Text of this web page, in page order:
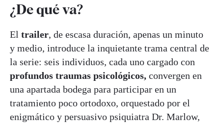
¿De qué va?
El trailer, de escasa duración, apenas un minuto
y medio, introduce la inquietante trama central de
la serie: seis individuos, cada uno cargado con
profundos traumas psicológicos, convergen en
una apartada bodega para participar en un
tratamiento poco ortodoxo, orquestado por el
enigmático y persuasivo psiquiatra Dr. Marlow,